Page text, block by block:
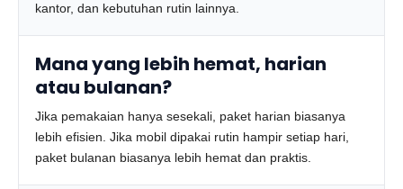
kantor, dan kebutuhan rutin lainnya.
Mana yang lebih hemat, harian
atau bulanan?
Jika pemakaian hanya sesekali, paket harian biasanya
lebih efisien. Jika mobil dipakai rutin hampir setiap hari,
paket bulanan biasanya lebih hemat dan praktis.